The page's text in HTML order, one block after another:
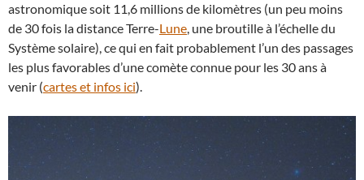
astronomique soit 11,6 millions de kilomètres (un peu moins
de 30 fois la distance Terre-Lune, une broutille à l’échelle du
Système solaire), ce qui en fait probablement l’un des passages
les plus favorables d’une comète connue pour les 30 ans à
venir (cartes et infos ici).